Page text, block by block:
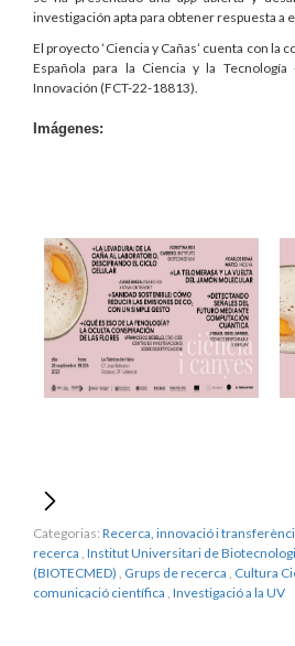
investigación apta para obtener respuesta a
El proyecto ‘Ciencia y Cañas’ cuenta con la
Española para la Ciencia y la
Innovación (FCT-22-18813).
Imágenes:
Categorias: Recerca, innovació i
recerca Institut Universitari de
(BIOTECMED) Grups de recerca Cultura
comunicació científica Investigació a la UV